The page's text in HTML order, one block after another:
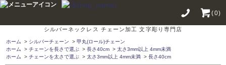
(0)
シルバーネックレス チェーン加工 文字彫り専門店
ホーム > シルバーチェーン > 甲丸(ロール)チェーン
ホーム
> チェーンを長さで選ぶ > 長さ40cm > 太さ3mm以上 4mm未満
ホーム
> チェーンを太さで選ぶ > 太さ3mm以上 4mm未満 > 長さ40cm